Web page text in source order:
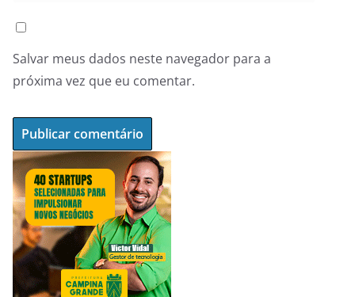
Salvar meus dados neste navegador para a
próxima vez que eu comentar.